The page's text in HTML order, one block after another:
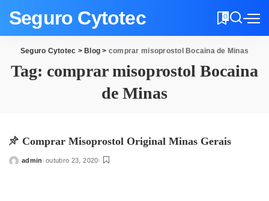
Seguro Cytotec 0
Seguro Cytotec > Blog > comprar misoprostol Bocaina de Minas
Tag: comprar misoprostol Bocaina
de Minas
Comprar Misoprostol Original Minas Gerais
Posted
admin outubro 23, 2020